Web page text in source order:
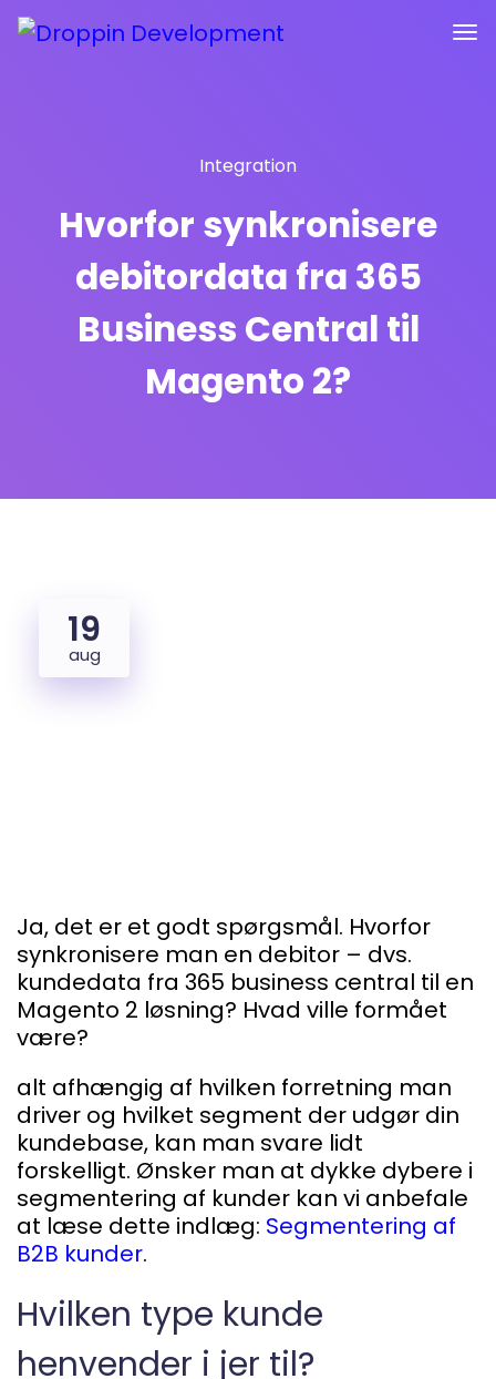
Integration
Hvorfor synkronisere
debitordata fra 365
Business Central til
Magento 2?
19
aug
Ja, det er et godt spørgsmål. Hvorfor
synkronisere man en debitor – dvs.
kundedata fra 365 business central til en
Magento 2 løsning? Hvad ville formået
være?
alt afhængig af hvilken forretning man
driver og hvilket segment der udgør din
kundebase, kan man svare lidt
forskelligt. Ønsker man at dykke dybere i
segmentering af kunder kan vi anbefale
at læse dette indlæg: Segmentering af
B2B kunder.
Hvilken type kunde
henvender i jer til?